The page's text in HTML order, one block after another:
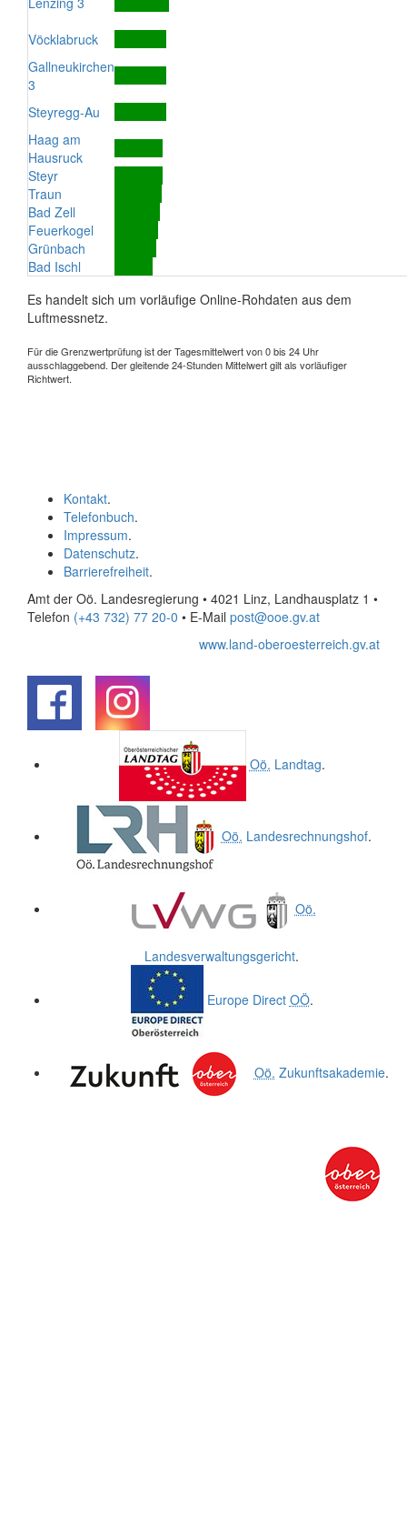
Vöcklabruck
Gallneukirchen
3
Steyregg-Au
Haag am
Hausruck
Steyr
Traun
Bad Zell
Feuerkogel
Grünbach
Bad Ischl
Es handelt sich um vorläufige Online-Rohdaten aus dem
Luftmessnetz.
Für die Grenzwertprüfung ist der Tagesmittelwert von 0 bis 24 Uhr
ausschlaggebend. Der gleitende 24-Stunden Mittelwert gilt als vorläufiger
Richtwert.
Kontakt.
Telefonbuch.
Impressum.
Datenschutz.
Barrierefreiheit.
Amt der Oö. Landesregierung • 4021 Linz, Landhausplatz 1 •
Telefon (+43 732) 77 20-0 • E-Mail post@ooe.gv.at
www.land-oberoesterreich.gv.at
Oö. Landtag.
Oö. Landesrechnungshof.
Oö.
Landesverwaltungsgericht.
Europe Direct OÖ.
Oö. Zukunftsakademie.